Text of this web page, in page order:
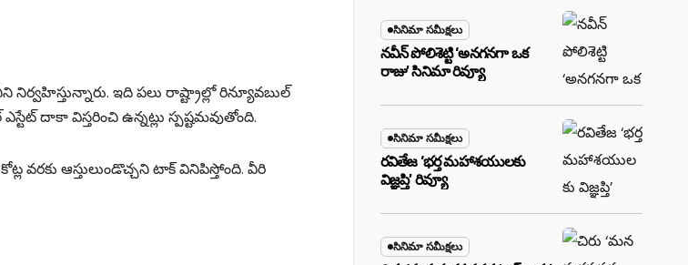
నిర్వహిస్తున్నారు. ఇది పలు రాష్ట్రాల్లో రిన్యూవబుల్
దాకా విస్తరించి ఉన్నట్లు స్పష్టమవుతోంది.
వరకు ఆస్తులుండొచ్చని టాక్ వినిపిస్తోంది. వీరి
సినిమా సమీక్షలు
నవీన్ పోలిశెట్టి ‘అనగనగా ఒక
రాజు’ సినిమా రివ్యూ
సినిమా సమీక్షలు
రవితేజ ‘భర్త మహాశయులకు
విజ్ఞప్తి’ రివ్యూ
సినిమా సమీక్షలు